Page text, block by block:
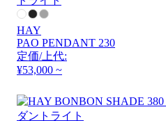
HAY
PAO PENDANT 230
定価/上代:
¥53,000 ~